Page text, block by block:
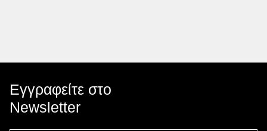
Εγγραφείτε στο
Newsletter